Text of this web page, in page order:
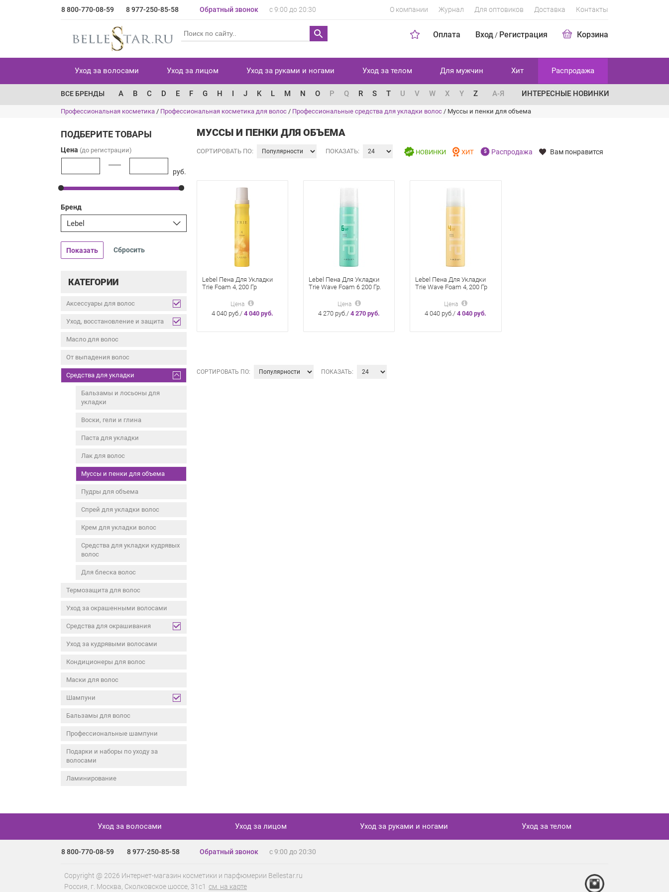
8 800-770-08-59 8 977-250-85-58 Обратный звонок с 9:00 до 20:30 О компании Журнал Для оптовиков Доставка Контакты
Оплата Вход / Регистрация Корзина
Уход за волосами Уход за лицом Уход за руками и ногами Уход за телом Для мужчин Хит Распродажа
ВСЕ БРЕНДЫ A B C D E F G H I J K L M N O P Q R S T U V W X Y Z А-Я ИНТЕРЕСНЫЕ НОВИНКИ
Профессиональная косметика / Профессиональная косметика для волос / Профессиональные средства для укладки волос / Муссы и пенки для объема
ПОДБЕРИТЕ ТОВАРЫ
Цена (до регистрации)
руб.
Бренд
Lebel
Показать
КАТЕГОРИИ
Аксессуары для волос
Уход, восстановление и защита
Масло для волос
От выпадения волос
Средства для укладки
Бальзамы и лосьоны для
укладки
Воски, гели и глина
Паста для укладки
Лак для волос
Муссы и пенки для объема
Пудры для объема
Спрей для укладки волос
Крем для укладки волос
Средства для укладки кудрявых
волос
Для блеска волос
Термозащита для волос
Уход за окрашенными волосами
Средства для окрашивания
Уход за кудрявыми волосами
Кондиционеры для волос
Маски для волос
Шампуни
Бальзамы для волос
Профессиональные шампуни
Подарки и наборы по уходу за
волосами
Ламинирование
МУССЫ И ПЕНКИ ДЛЯ ОБЪЕМА
СОРТИРОВАТЬ ПО: ПОКАЗАТЬ: НОВИНКИ ХИТ Распродажа Вам понравится
Lebel Пена Для Укладки
Trie Foam 4, 200 Гр
Цена
4 040 руб./ 4 040 руб.
Lebel Пена Для Укладки
Trie Wave Foam 6 200 Гр.
Цена
4 270 руб./4 270 руб.
Lebel Пена Для Укладки
Trie Wave Foam 4, 200 Гр
Цена
4 040 руб./4 040 руб.
СОРТИРОВАТЬ ПО: ПОКАЗАТЬ:
Уход за волосами Уход за лицом Уход за руками и ногами Уход за телом
8 800-770-08-59 8 977-250-85-58 Обратный звонок с 9:00 до 20:30
Copyright @ 2026 Интернет-магазин косметики и парфюмерии Bellestar.ru
Россия, г. Москва Сколковское шоссе, 31с1 см. на карте